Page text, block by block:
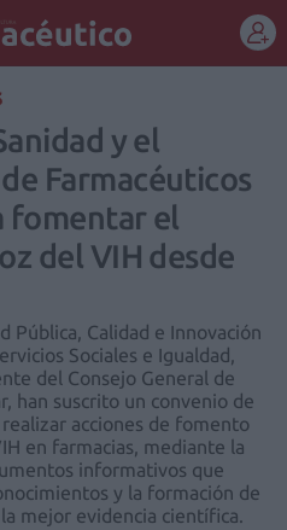
y el
Farmacéuticos
fomentar el
del VIH desde
Pública, Calidad e Innovación
Sociales e Igualdad,
del Consejo General de
han suscrito un convenio de
acciones de fomento
en farmacias, mediante la
informativos que
y la formación de
mejor evidencia científica.